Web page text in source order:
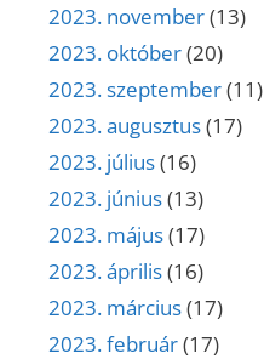
2023. november(13)
2023. október(20)
2023. szeptember(11)
2023. augusztus(17)
2023. július(16)
2023. június(13)
2023. május(17)
2023. április(16)
2023. március(17)
2023. február(17)